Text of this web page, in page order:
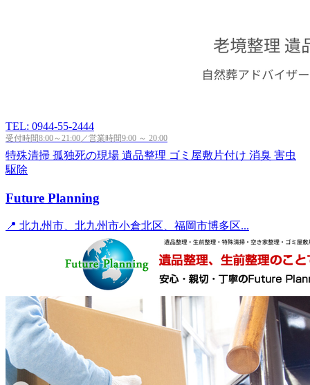
TEL: 0944-55-2444
受付時間8:00～21:00／営業時間9:00 ～ 20:00
特殊清掃 孤独死の現場 遺品整理 ゴミ屋敷片付け 消臭 害虫
駆除
Future Planning
📍 北九州市、北九州市小倉北区、福岡市博多区...